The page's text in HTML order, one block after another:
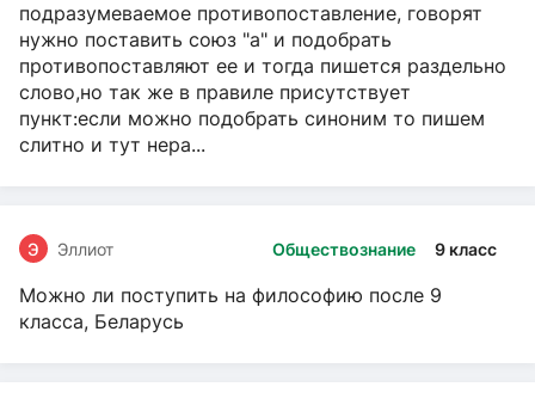
подразумеваемое противопоставление, говорят
нужно поставить союз "а" и подобрать
противопоставляют ее и тогда пишется раздельно
слово,но так же в правиле присутствует
пункт:если можно подобрать синоним то пишем
слитно и тут нера...
Обществознание 9 класс
Э Эллиот
Можно ли поступить на философию после 9
класса, Беларусь